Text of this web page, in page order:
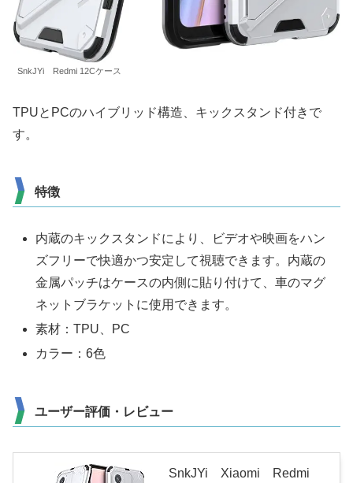
SnkJYi Redmi 12Cケース
TPUとPCのハイブリッド構造、キックスタンド付きで
す。
特徴
内蔵のキックスタンドにより、ビデオや映画をハン
ズフリーで快適かつ安定して視聴できます。内蔵の
金属パッチはケースの内側に貼り付けて、車のマグ
ネットブラケットに使用できます。
素材：TPU、PC
カラー：6色
ユーザー評価・レビュー
SnkJYi Xiaomi Redmi